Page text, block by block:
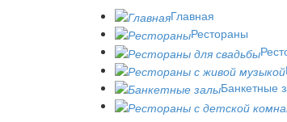
Главная
Рестораны
Банкетные